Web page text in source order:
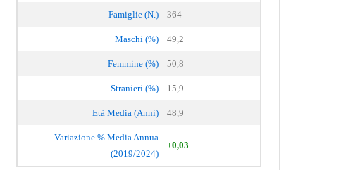
Famiglie (N.) 364
Maschi (%) 49,2
Femmine (%) 50,8
Stranieri (%) 15,9
Età Media (Anni) 48,9
Variazione % Media Annua
(2019/2024)
+0,03